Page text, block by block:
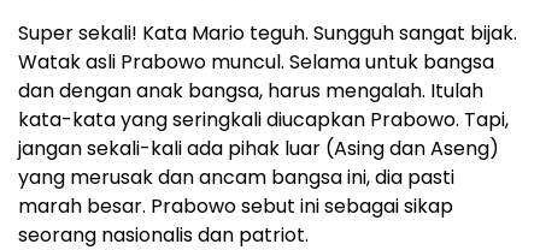
Super sekali! Kata Mario teguh. Sungguh sangat bijak.
Watak asli Prabowo muncul. Selama untuk bangsa
dan dengan anak bangsa, harus mengalah. Itulah
kata-kata yang seringkali diucapkan Prabowo. Tapi,
jangan sekali-kali ada pihak luar (Asing dan Aseng)
yang merusak dan ancam bangsa ini, dia pasti
marah besar. Prabowo sebut ini sebagai sikap
seorang nasionalis dan patriot.